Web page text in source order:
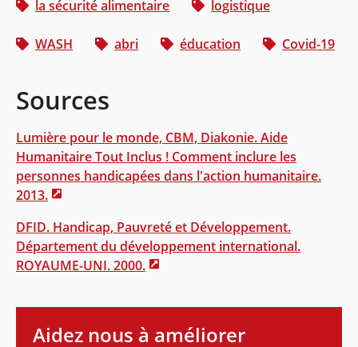
la sécurité alimentaire logistique
WASH abri éducation Covid-19
Sources
Lumière pour le monde, CBM, Diakonie. Aide
Humanitaire Tout Inclus ! Comment inclure les
personnes handicapées dans l'action humanitaire.
2013.
DFID. Handicap, Pauvreté et Développement.
Département du développement international.
ROYAUME-UNI. 2000.
Aidez nous à améliorer